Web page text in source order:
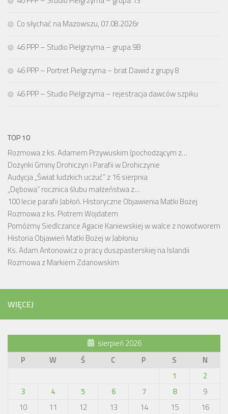
Co słychać na Mazowszu, 07.08.2026r
46 PPP – Studio Pielgrzyma – grupa 9B
46 PPP – Portret Pielgrzyma – brat Dawid z grupy 8
46 PPP – Studio Pielgrzyma – rejestracja dawców szpiku
TOP 10
Rozmowa z ks. Adamem Przywuskim (pochodzącym z…
Dożynki Gminy Drohiczyn i Parafii w Drohiczynie
Audycja „Świat ludzkich uczuć” z 16 sierpnia
„Dębowa” rocznica ślubu małżeństwa z…
100 lecie parafii Jabłoń. Historyczne Objawienia Matki Bożej
Rozmowa z ks. Piotrem Wojdatem
Pomóżmy Siedlczance Agacie Kaniewskiej w walce z nowotworem
Historia Objawień Matki Bożej w Jabłoniu
Ks. Adam Antonowicz o pracy duszpasterskiej na Islandii
Rozmowa z Markiem Zdanowskim
WIĘCEJ
sierpień 2026
P
W Ś C P S
N
1
2
3
4 5 6 7 8
9
10
11 12 13 14 15
16